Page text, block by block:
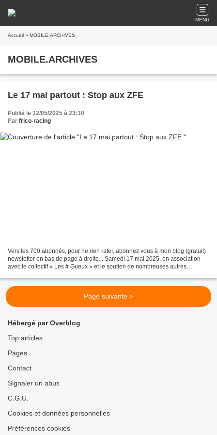
MENU
Accueil » MOBILE.ARCHIVES
MOBILE.ARCHIVES
Le 17 mai partout : Stop aux ZFE
Publié le 12/05/2025 à 23:10
Par frico-racing
Vers les 700 abonnés, pour ne rien rater, abonnez vous à mon blog (gratuit)
newsletter en bas de page à droite... Samedi 17 mai 2025, en association
avec le collectif « Les # Gueux » et le soutien de nombreuses autres
Page suivante >
Hébergé par Overblog
Top articles
Pages
Contact
Signaler un abus
C.G.U.
Cookies et données personnelles
Préférences cookies